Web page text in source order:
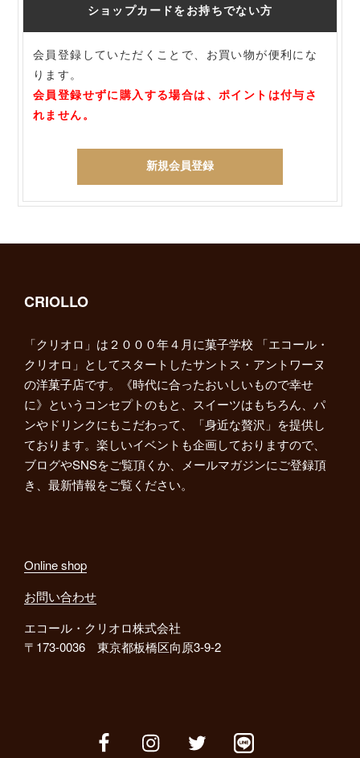
ショップカードをお持ちでない方
会員登録していただくことで、お買い物が便利にな
ります。
会員登録せずに購入する場合は、ポイントは付与さ
れません。
新規会員登録
CRIOLLO
「クリオロ」は２０００年４月に菓子学校 「エコール・
クリオロ」としてスタートしたサントス・アントワーヌ
の洋菓子店です。《時代に合ったおいしいもので幸せ
に》というコンセプトのもと、スイーツはもちろん、パ
ンやドリンクにもこだわって、「身近な贅沢」を提供し
ております。楽しいイベントも企画しておりますので、
ブログやSNSをご覧頂くか、メールマガジンにご登録頂
き、最新情報をご覧ください。
Online shop
お問い合わせ
エコール・クリオロ株式会社
〒173-0036 東京都板橋区向原3-9-2
facebook instagramtwitter line